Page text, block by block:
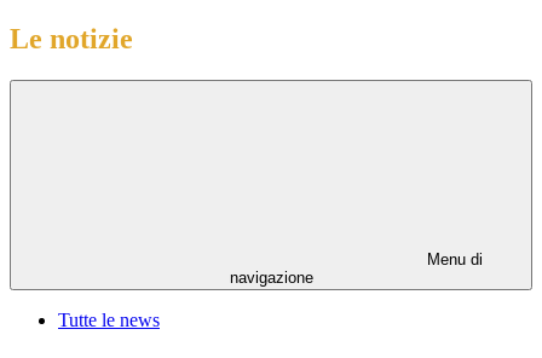
Le notizie
Menu di
navigazione
Tutte le news